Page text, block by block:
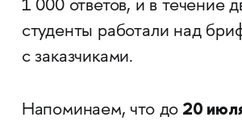
1 000 ответов, и в течение
студенты работали над
с заказчиками.
Напоминаем, что до 20